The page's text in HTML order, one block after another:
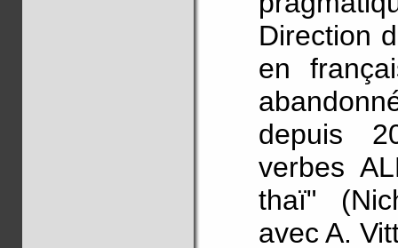
Direction
en
depuis
verbes
thaï"
avec A.